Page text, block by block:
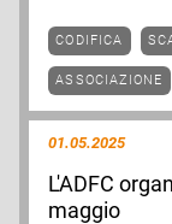
CODIFICA
ASSOCIAZIONE
01.05.2025
L'ADFC
maggio